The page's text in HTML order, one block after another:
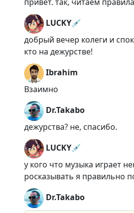
LUCKY💉
добрый вечер колеги и
кто на дежурстве!
Ibrahim
Взаимно
Dr.Takabo
дежурства? не, спасибо.
LUCKY💉
у кого что музыка играет
росказывать я правильно
Dr.Takabo